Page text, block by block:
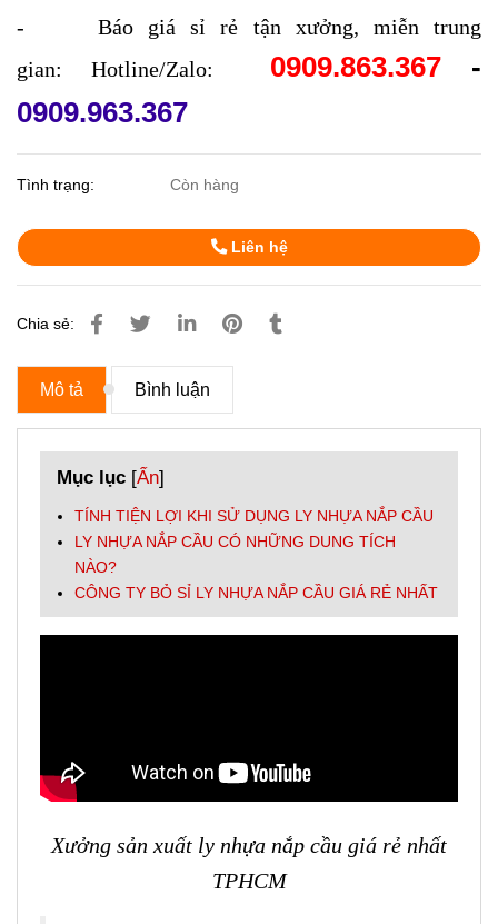
- Báo giá sỉ rẻ tận xưởng, miễn trung
gian: Hotline/Zalo:
0909.863.367-
0909.963.367
Tình trạng: Còn hàng
Liên hệ
Chia sẻ:
Mô tả Bình luận
Mục lục [Ẩn]
TÍNH TIỆN LỢI KHI SỬ DỤNG LY NHỰA NẮP CẦU
LY NHỰA NẮP CẦU CÓ NHỮNG DUNG TÍCH
NÀO?
CÔNG TY BỎ SỈ LY NHỰA NẮP CẦU GIÁ RẺ NHẤT
Xưởng sản xuất ly nhựa nắp cầu giá rẻ nhất
TPHCM